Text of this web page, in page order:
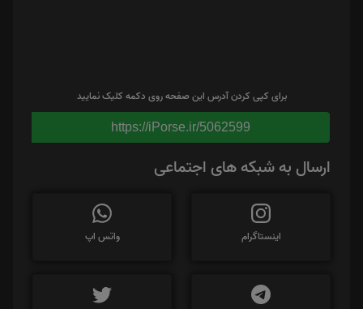
برای کپی کردن آدرس این صفحه روی دکمه کلیک نمایید
https://iPorse.ir/5062599
ارسال به شبکه های اجتماعی
اینستاگرام واتس اپ